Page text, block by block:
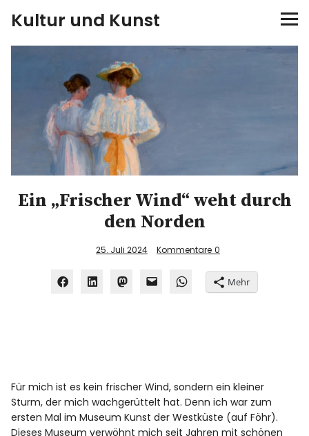
Kultur und Kunst
Ausstellungen
Spiele
Konzerte
Museen bei…
Bloggerreisen
Über mich
Ein „Frischer Wind“ weht durch
den Norden
25. Juli 2024 Kommentare 0
Mehr
Für mich ist es kein frischer Wind, sondern ein kleiner
Sturm, der mich wachgerüttelt hat. Denn ich war zum
ersten Mal im Museum Kunst der Westküste (auf Föhr).
Dieses Museum verwöhnt mich seit Jahren mit schönen